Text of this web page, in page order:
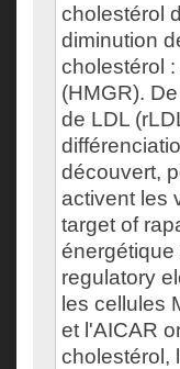
cholestérol
diminution
cholestérol
(HMGR).
de LDL
découvert,
activent les
target of
énergétique
regulatory
les cellules
et l'AICAR
cholestérol,